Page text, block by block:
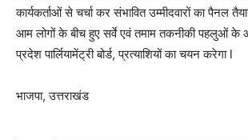
कार्यकर्ताओं से चर्चा कर संभावित उम्मीदवारों का पैनल
आम लोगों के बीच हुए सर्वे एवं तमाम तकनीकी पहलुओं के
प्रदेश पार्लियामेंट्री बोर्ड, प्रत्याशियों का चयन करेगा l
भाजपा, उत्तराखंड